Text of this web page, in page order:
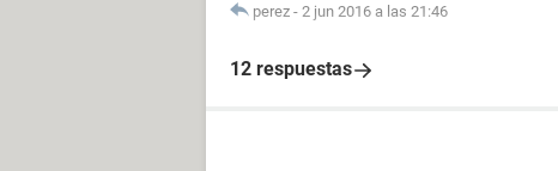
perez - 2 jun 2016 a las 21:46
12 respuestas